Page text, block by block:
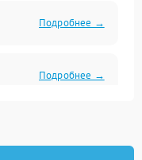
Подробнее →
Подробнее →